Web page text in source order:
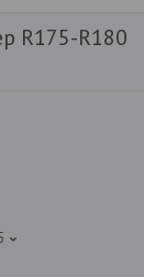
R175-R180